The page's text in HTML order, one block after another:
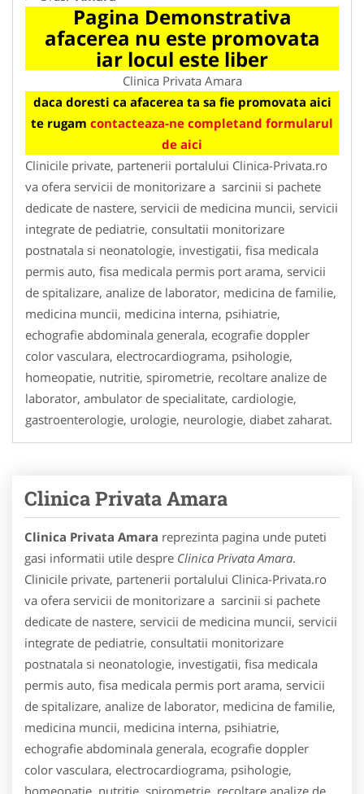
Pagina Demonstrativa
afacerea nu este promovata
iar locul este liber
Clinica Privata Amara
daca doresti ca afacerea ta sa fie promovata aici
te rugam contacteaza-ne completand formularul
de aici
Clinicile private, partenerii portalului Clinica-Privata.ro
va ofera servicii de monitorizare a sarcinii si pachete
dedicate de nastere, servicii de medicina muncii, servicii
integrate de pediatrie, consultatii monitorizare
postnatala si neonatologie, investigatii, fisa medicala
permis auto, fisa medicala permis port arama, servicii
de spitalizare, analize de laborator, medicina de familie,
medicina muncii, medicina interna, psihiatrie,
echografie abdominala generala, ecografie doppler
color vasculara, electrocardiograma, psihologie,
homeopatie, nutritie, spirometrie, recoltare analize de
laborator, ambulator de specialitate, cardiologie,
gastroenterologie, urologie, neurologie, diabet zaharat.
Clinica Privata Amara
Clinica Privata Amara reprezinta pagina unde puteti
gasi informatii utile despre Clinica Privata Amara.
Clinicile private, partenerii portalului Clinica-Privata.ro
va ofera servicii de monitorizare a sarcinii si pachete
dedicate de nastere, servicii de medicina muncii, servicii
integrate de pediatrie, consultatii monitorizare
postnatala si neonatologie, investigatii, fisa medicala
permis auto, fisa medicala permis port arama, servicii
de spitalizare, analize de laborator, medicina de familie,
medicina muncii, medicina interna, psihiatrie,
echografie abdominala generala, ecografie doppler
color vasculara, electrocardiograma, psihologie,
homeopatie, nutritie, spirometrie, recoltare analize de